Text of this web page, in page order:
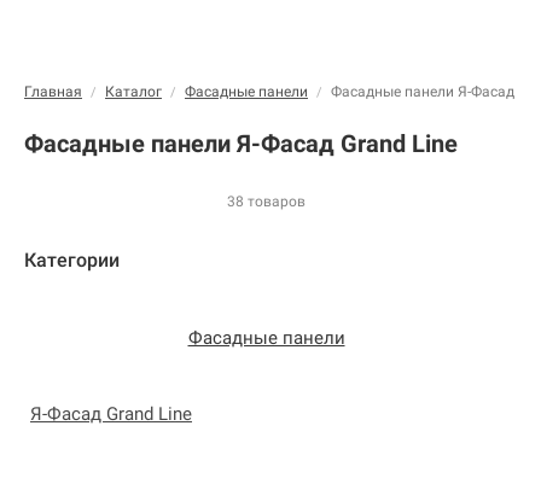
Главная / Каталог / Фасадные панели / Фасадные панели Я-Фасад
Фасадные панели Я-Фасад Grand Line
38 товаров
Категории
Фасадные панели
Я-Фасад Grand Line